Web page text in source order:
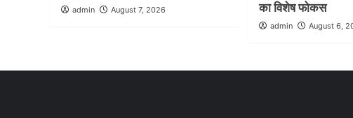
admin August 7, 2026
का विशेष फोकस
admin August 6,